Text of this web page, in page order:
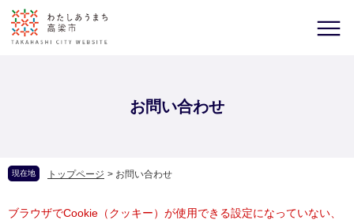
お問い合わせ
現在地 トップページ > お問い合わせ
ブラウザでCookie（クッキー）が使用できる設定になっていない、